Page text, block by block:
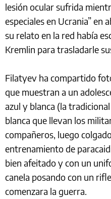
lesión ocular sufrida
especiales en Ucrania” en
su relato en la red había
Kremlin para trasladarle
Filatyev ha compartido
que muestran a un
azul y blanca (la
blanca que llevan los
compañeros, luego
entrenamiento de
bien afeitado y con un
canela posando con un
comenzara la guerra.